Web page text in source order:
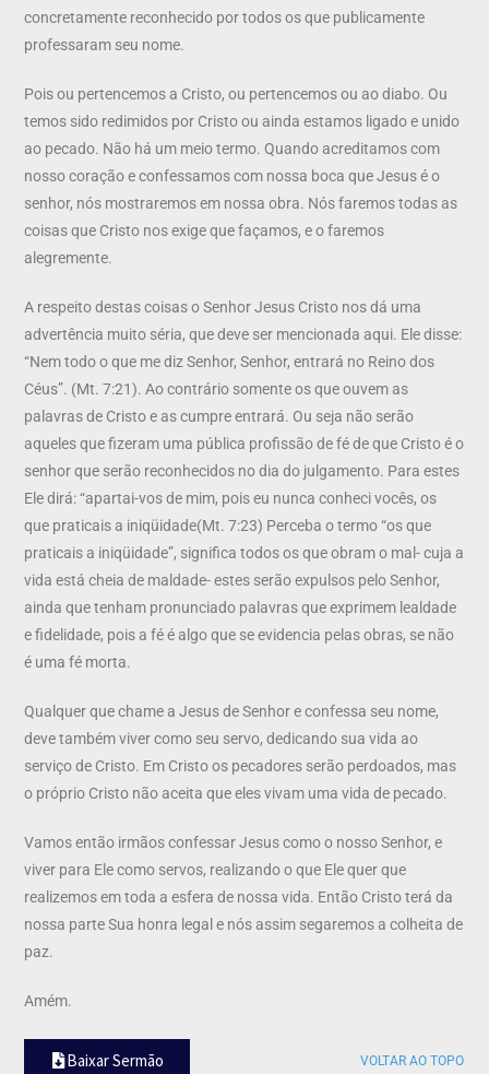
concretamente reconhecido por todos os que publicamente
professaram seu nome.
Pois ou pertencemos a Cristo, ou pertencemos ou ao diabo. Ou
temos sido redimidos por Cristo ou ainda estamos ligado e unido
ao pecado. Não há um meio termo. Quando acreditamos com
nosso coração e confessamos com nossa boca que Jesus é o
senhor, nós mostraremos em nossa obra. Nós faremos todas as
coisas que Cristo nos exige que façamos, e o faremos
alegremente.
A respeito destas coisas o Senhor Jesus Cristo nos dá uma
advertência muito séria, que deve ser mencionada aqui. Ele disse:
“Nem todo o que me diz Senhor, Senhor, entrará no Reino dos
Céus”. (Mt. 7:21). Ao contrário somente os que ouvem as
palavras de Cristo e as cumpre entrará. Ou seja não serão
aqueles que fizeram uma pública profissão de fé de que Cristo é o
senhor que serão reconhecidos no dia do julgamento. Para estes
Ele dirá: “apartai-vos de mim, pois eu nunca conheci vocês, os
que praticais a iniqüidade(Mt. 7:23) Perceba o termo “os que
praticais a iniqüidade”, significa todos os que obram o mal- cuja a
vida está cheia de maldade- estes serão expulsos pelo Senhor,
ainda que tenham pronunciado palavras que exprimem lealdade
e fidelidade, pois a fé é algo que se evidencia pelas obras, se não
é uma fé morta.
Qualquer que chame a Jesus de Senhor e confessa seu nome,
deve também viver como seu servo, dedicando sua vida ao
serviço de Cristo. Em Cristo os pecadores serão perdoados, mas
o próprio Cristo não aceita que eles vivam uma vida de pecado.
Vamos então irmãos confessar Jesus como o nosso Senhor, e
viver para Ele como servos, realizando o que Ele quer que
realizemos em toda a esfera de nossa vida. Então Cristo terá da
nossa parte Sua honra legal e nós assim segaremos a colheita de
paz.
Amém.
Baixar Sermão VOLTAR AO TOPO